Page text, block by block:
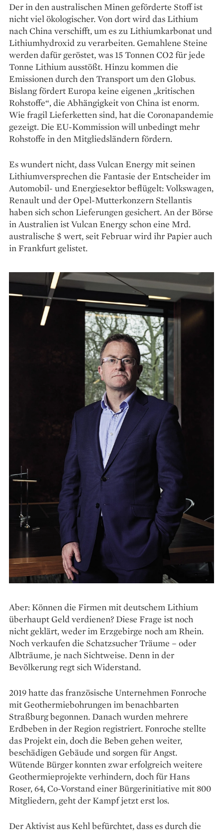
Der in den australischen Minen ­geförder­te Stoff ist
nicht viel ökologischer. Von dort wird das Lithium
nach China verschifft, um es zu Lithiumkarbonat und
Lithiumhydroxid zu verarbeiten. Gemahlene Steine
werden dafür geröstet, was 15 Tonnen CO2 für jede
Tonne Lithium ausstößt. Hinzu kommen die
Emissionen durch den Transport um den Globus.
Bislang fördert Europa keine eigenen „kritischen
Rohstoffe“, die Abhängigkeit von China ist enorm.
Wie fragil Lieferketten sind, hat die Coronapandemie
gezeigt. Die EU-Kommission will unbedingt mehr
Rohstoffe in den Mitgliedsländern fördern.
Es wundert nicht, dass Vulcan Energy mit seinen
Lithiumversprechen die Fantasie der Entscheider im
Automobil- und Energiesektor beflügelt: Volkswagen,
Renault und der Opel-Mutterkonzern Stellantis
haben sich schon Lieferungen gesichert. An der Börse
in Australien ist Vulcan Energy schon eine Mrd.
australische $ wert, seit Februar wird ihr Papier auch
in Frankfurt gelistet.
Aber: Können die Firmen mit deutschem Lithium
überhaupt Geld verdienen? Diese Frage ist noch
nicht geklärt, weder im Erzgebirge noch am Rhein.
Noch verkaufen die Schatzsucher Träume – oder
Albträume, je nach Sichtweise. Denn in der
Bevölkerung regt sich Widerstand.
2019 hatte das französische Unternehmen Fonroche
mit Geothermiebohrungen im be­nachbarten
Straßburg begonnen. Danach wurden mehrere
Erdbeben in der Region registriert. Fonroche stellte
das Projekt ein, doch die Beben gehen weiter,
beschädigen Gebäude und sorgen für Angst.
Wütende Bürger konnten zwar erfolgreich weitere
Geothermieprojekte verhindern, doch für Hans
Roser, 64, Co-Vorstand einer Bürgerinitiative mit 800
Mitgliedern, geht der Kampf jetzt erst los.
Der Aktivist aus Kehl befürchtet, dass es durch die